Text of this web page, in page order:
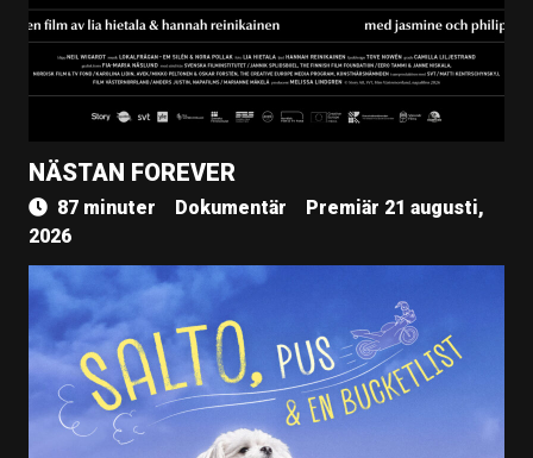
NÄSTAN FOREVER
87 minuter Dokumentär
Premiär 21 augusti,
2026